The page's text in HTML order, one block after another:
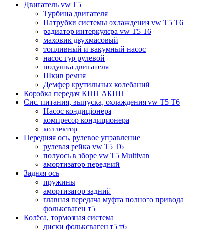
Двигатель vw T5
Турбина двигателя
Патрубки системы охлаждения vw T5 T6
радиатор интеркулера vw T5 T6
маховик двухмасовый
топливный и вакумный насос
насос гур рулевой
подушка двигателя
Шкив ремня
Демфер крутильных колебаний
Коробка передач КПП АКПП
Сис. питания, выпуска, охлаждения vw T5 T6
Насос кондиціонера
компресор кондиционера
коллектор
Передняя ось, рулевое управление
рулевая рейка vw T5 T6
полуось в зборе vw T5 Multivan
амортизатор передний
Задняя ось
пружины
амортизатор задний
главная передача муфта полного привода
фольксваген т5
Колёса, тормозная система
диски фольксваген т5 т6